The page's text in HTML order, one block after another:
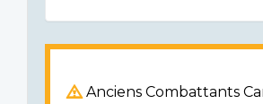
Anciens Combattants